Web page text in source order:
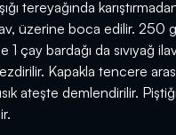
tereyağında
üzerine boca edilir. 250
1 çay bardağı da sıvıyağ
Kapakla tencere
ateşte demlendirilir.